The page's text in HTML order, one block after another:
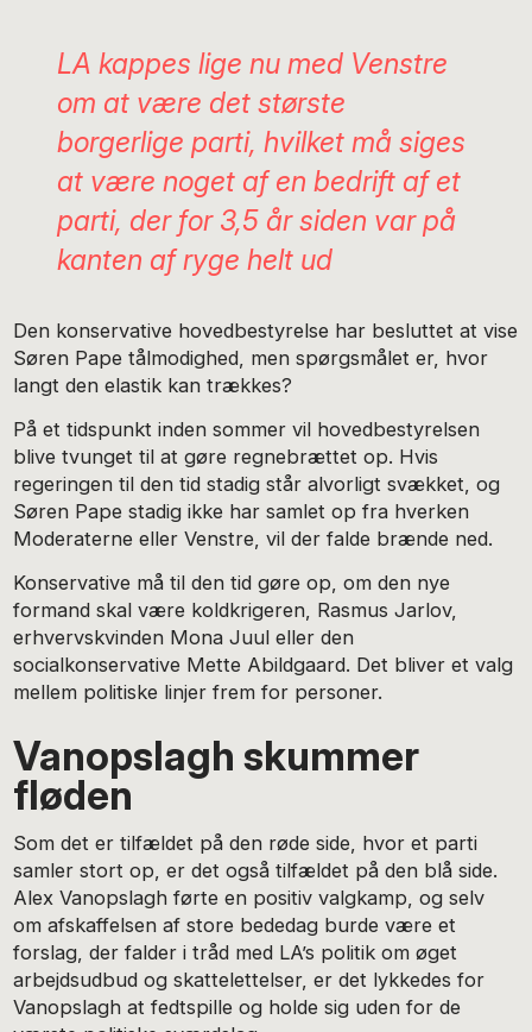
LA kappes lige nu med Venstre
om at være det største
borgerlige parti, hvilket må siges
at være noget af en bedrift af et
parti, der for 3,5 år siden var på
kanten af ryge helt ud
Den konservative hovedbestyrelse har besluttet at vise
Søren Pape tålmodighed, men spørgsmålet er, hvor
langt den elastik kan trækkes?
På et tidspunkt inden sommer vil hovedbestyrelsen
blive tvunget til at gøre regnebrættet op. Hvis
regeringen til den tid stadig står alvorligt svækket, og
Søren Pape stadig ikke har samlet op fra hverken
Moderaterne eller Venstre, vil der falde brænde ned.
Konservative må til den tid gøre op, om den nye
formand skal være koldkrigeren, Rasmus Jarlov,
erhvervskvinden Mona Juul eller den
socialkonservative Mette Abildgaard. Det bliver et valg
mellem politiske linjer frem for personer.
Vanopslagh skummer
fløden
Som det er tilfældet på den røde side, hvor et parti
samler stort op, er det også tilfældet på den blå side.
Alex Vanopslagh førte en positiv valgkamp, og selv
om afskaffelsen af store bededag burde være et
forslag, der falder i tråd med LA’s politik om øget
arbejdsudbud og skattelettelser, er det lykkedes for
Vanopslagh at fedtspille og holde sig uden for de